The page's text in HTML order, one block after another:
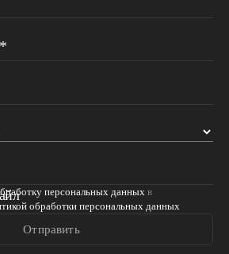
Отправить
персональных данных в
обработки персональных данных